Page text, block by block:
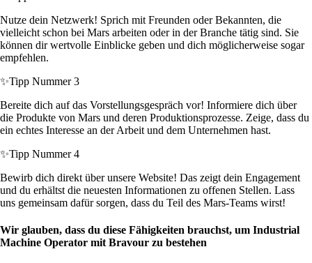
Nutze dein Netzwerk! Sprich mit Freunden oder Bekannten, die
vielleicht schon bei Mars arbeiten oder in der Branche tätig sind. Sie
können dir wertvolle Einblicke geben und dich möglicherweise sogar
empfehlen.
✨Tipp Nummer 3
Bereite dich auf das Vorstellungsgespräch vor! Informiere dich über
die Produkte von Mars und deren Produktionsprozesse. Zeige, dass du
ein echtes Interesse an der Arbeit und dem Unternehmen hast.
✨Tipp Nummer 4
Bewirb dich direkt über unsere Website! Das zeigt dein Engagement
und du erhältst die neuesten Informationen zu offenen Stellen. Lass
uns gemeinsam dafür sorgen, dass du Teil des Mars-Teams wirst!
Wir glauben, dass du diese Fähigkeiten brauchst, um Industrial
Machine Operator mit Bravour zu bestehen